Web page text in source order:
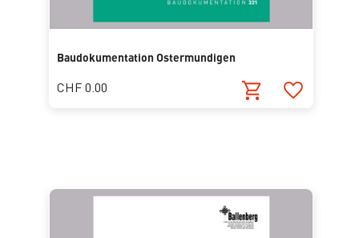
Baudokumentation Ostermundigen
CHF 0.00